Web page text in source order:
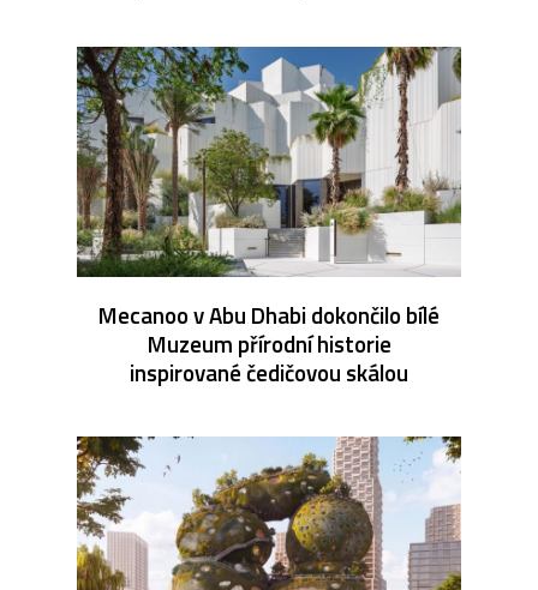
Mecanoo v Abu Dhabi dokončilo bílé
Muzeum přírodní historie
inspirované čedičovou skálou